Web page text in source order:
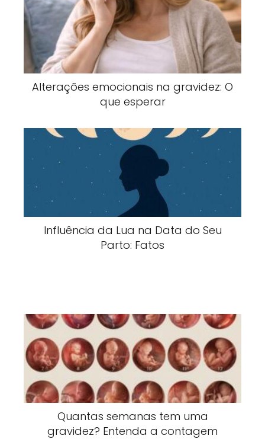
Alterações emocionais na gravidez: O
que esperar
Influência da Lua na Data do Seu
Parto: Fatos
Quantas semanas tem uma
gravidez? Entenda a contagem